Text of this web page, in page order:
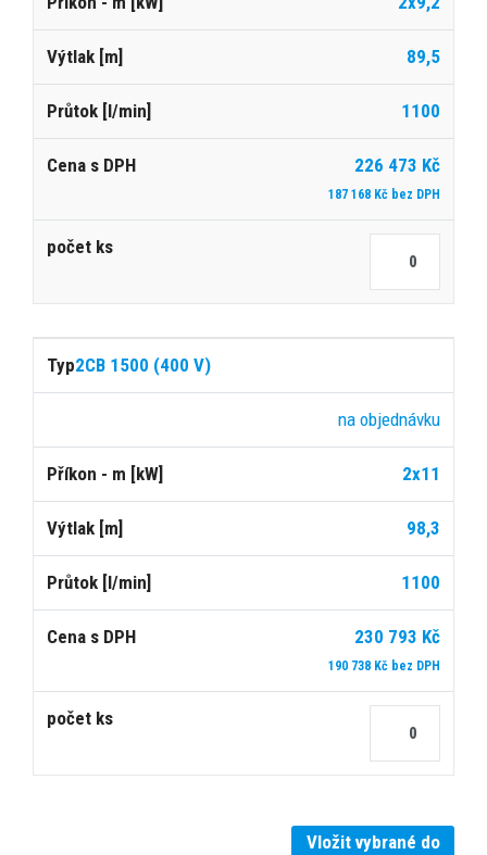
89,5
1100
226 473 Kč
187 168 Kč bez DPH
2CB 1500 (400 V)
na objednávku
2x11
98,3
1100
230 793 Kč
190 738 Kč bez DPH
Vložit vybrané do